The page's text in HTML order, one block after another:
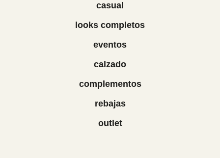
casual
looks completos
eventos
calzado
complementos
rebajas
outlet